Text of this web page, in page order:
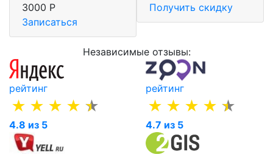
3000 Р
Записаться
Получить скидку
Независимые отзывы:
рейтинг
4.8 из 5
рейтинг
4.7 из 5